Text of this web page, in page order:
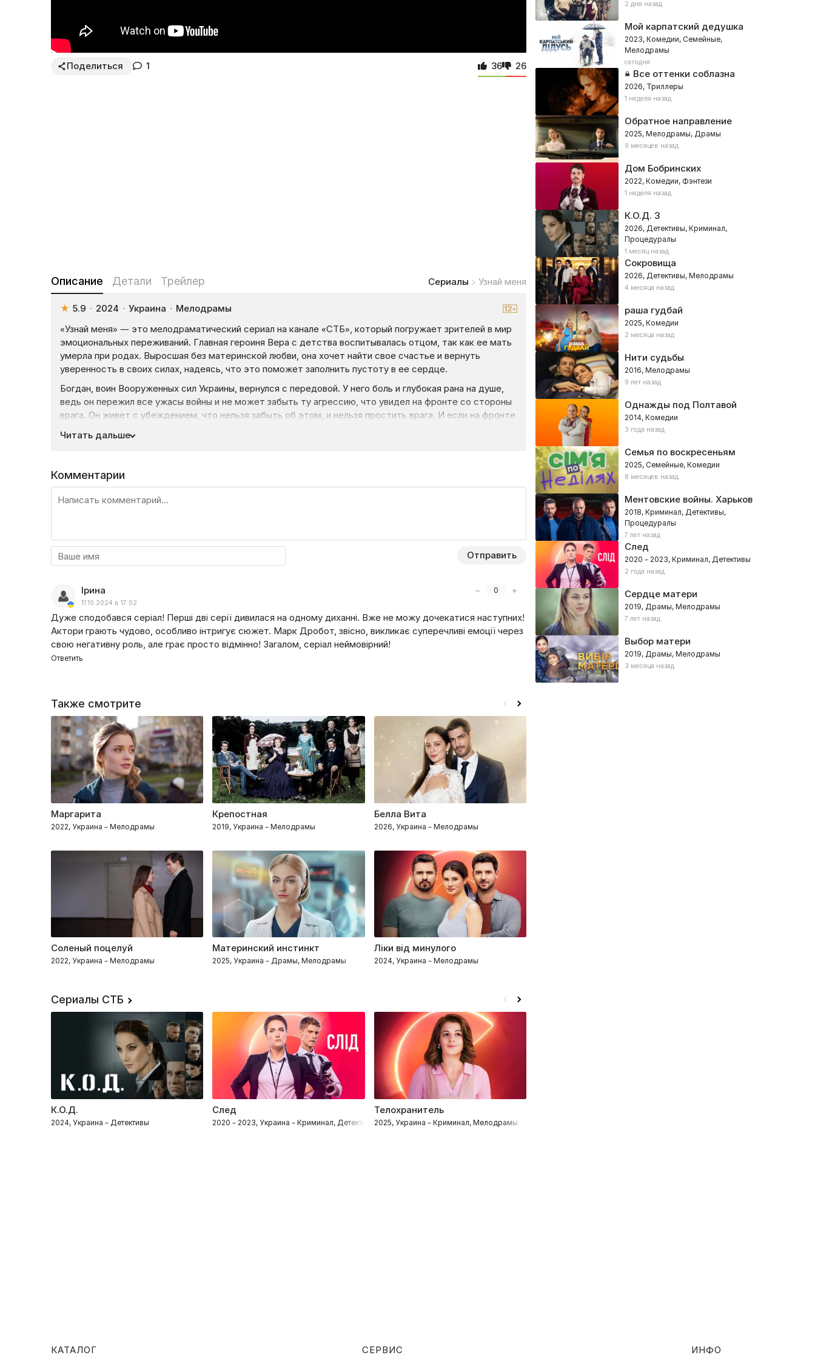
Поделиться 1 36 26
Описание Детали Трейлер Сериалы Узнай меня
★ 5.9 · 2024 · Украина · Мелодрамы
«Узнай меня» — это мелодраматический сериал на канале «СТБ», который погружает зрителей в мир
эмоциональных переживаний. Главная героиня Вера с детства воспитывалась отцом, так как ее мать
умерла при родах. Выросшая без материнской любви, она хочет найти свое счастье и вернуть
уверенность в своих силах, надеясь, что это поможет заполнить пустоту в ее сердце.
Богдан, воин Вооруженных сил Украины, вернулся с передовой. У него боль и глубокая рана на душе,
ведь он пережил все ужасы войны и не может забыть ту агрессию, что увидел на фронте со стороны
врага. Он живет с убеждением, что нельзя забыть об этом, и нельзя простить врага. И если на фронте
и переживаний.
Смотрите сериал «Узнай меня» (2024) от телеканала «СТБ» на нашем сайте онлайн — Liveam.tv.
Читать дальше
Комментарии
Отправить
− 0 +
Ірина
11.10.2024 в 17:02
Дуже сподобався серіал! Перші дві серії дивилася на одному диханні. Вже не можу дочекатися наступних!
Актори грають чудово, особливо інтригує сюжет. Марк Дробот, звісно, викликає суперечливі емоції через
свою негативну роль, але грає просто відмінно! Загалом, серіал неймовірний!
Ответить
2 дня назад
Мой карпатский дедушка
2023, Комедии, Семейные,
Мелодрамы
сегодня
Все оттенки соблазна
2026, Триллеры
1 неделя назад
Обратное направление
2025, Мелодрамы, Драмы
9 месяцев назад
Дом Бобринских
2022, Комедии, Фэнтези
1 неделя назад
К.О.Д. 3
2026, Детективы, Криминал,
Процедуралы
1 месяц назад
Сокровища
2026, Детективы, Мелодрамы
4 месяца назад
раша гудбай
2025, Комедии
2 месяца назад
Нити судьбы
2016, Мелодрамы
9 лет назад
Однажды под Полтавой
2014, Комедии
3 года назад
Семья по воскресеньям
2025, Семейные, Комедии
8 месяцев назад
Ментовские войны. Харьков
2018, Криминал, Детективы,
Процедуралы
7 лет назад
След
2020 – 2023, Криминал, Детективы
2 года назад
Сердце матери
2019, Драмы, Мелодрамы
7 лет назад
Выбор матери
2019, Драмы, Мелодрамы
3 месяца назад
Также смотрите
Маргарита
2022, Украина – Мелодрамы
Крепостная
2019, Украина – Мелодрамы
Белла Вита
2026, Украина – Мелодрамы
Соленый поцелуй
2022, Украина – Мелодрамы
Материнский инстинкт
2025, Украина – Драмы, Мелодрамы
Ліки від минулого
2024, Украина – Мелодрамы
Сериалы СТБ
К.О.Д.
2024, Украина – Детективы
След
2020 – 2023, Украина – Криминал, Детективы
Телохранитель
2025, Украина – Криминал, Мелодрамы
КАТАЛОГ
СЕРВИС
ИНФО